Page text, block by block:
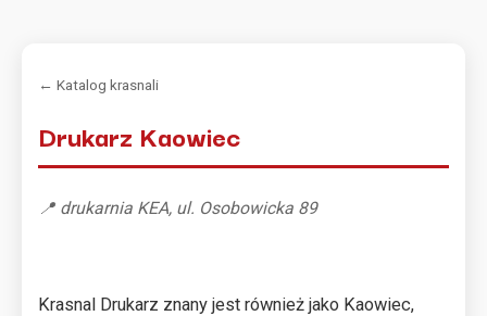
← Katalog krasnali
Drukarz Kaowiec
📍 drukarnia KEA, ul. Osobowicka 89
Krasnal Drukarz znany jest również jako Kaowiec,